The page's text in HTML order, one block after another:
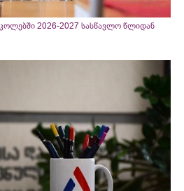
2026-2027 სასწავლო წლიდან